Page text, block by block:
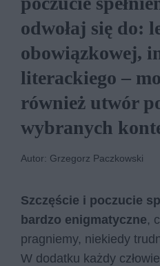
odwołaj się do:
obowiązkowej,
literackiego –
również utwór
wybranych
Autor: Grzegorz Paczkowski
Szczęście i poczucie
bardzo enigmatyczne,
pragniemy, niekiedy
W dodatku każdy